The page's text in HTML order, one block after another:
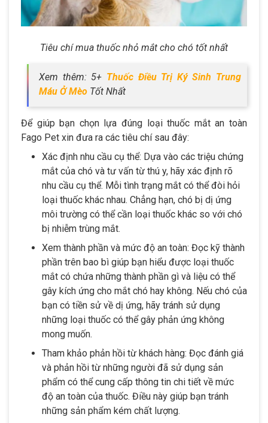
Tiêu chí mua thuốc nhỏ mắt cho chó tốt nhất
Xem thêm: 5+ Thuốc Điều Trị Ký Sinh Trung
Máu Ở Mèo Tốt Nhất
Để giúp bạn chọn lựa đúng loại thuốc mắt an toàn
Fago Pet xin đưa ra các tiêu chí sau đây:
Xác định nhu cầu cụ thể: Dựa vào các triệu chứng
mắt của chó và tư vấn từ thú y, hãy xác định rõ
nhu cầu cụ thể. Mỗi tình trạng mắt có thể đòi hỏi
loại thuốc khác nhau. Chẳng hạn, chó bị dị ứng
môi trường có thể cần loại thuốc khác so với chó
bị nhiễm trùng mắt.
Xem thành phần và mức độ an toàn: Đọc kỹ thành
phần trên bao bì giúp bạn hiểu được loại thuốc
mắt có chứa những thành phần gì và liệu có thể
gây kích ứng cho mắt chó hay không. Nếu chó của
bạn có tiền sử về dị ứng, hãy tránh sử dụng
những loại thuốc có thể gây phản ứng không
mong muốn.
Tham khảo phản hồi từ khách hàng: Đọc đánh giá
và phản hồi từ những người đã sử dụng sản
phẩm có thể cung cấp thông tin chi tiết về mức
độ an toàn của thuốc. Điều này giúp bạn tránh
những sản phẩm kém chất lượng.